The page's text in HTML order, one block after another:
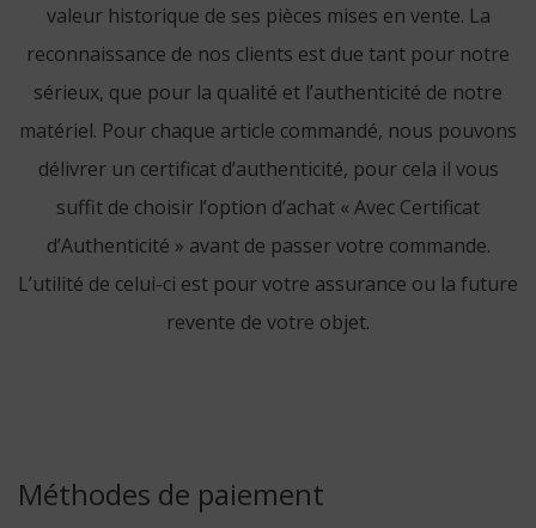
valeur historique de ses pièces mises en vente. La
reconnaissance de nos clients est due tant pour notre
sérieux, que pour la qualité et l’authenticité de notre
matériel. Pour chaque article commandé, nous pouvons
délivrer un certificat d’authenticité, pour cela il vous
suffit de choisir l’option d’achat « Avec Certificat
d’Authenticité » avant de passer votre commande.
L’utilité de celui-ci est pour votre assurance ou la future
revente de votre objet.
Méthodes de paiement